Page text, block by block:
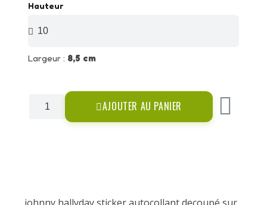
Hauteur
Largeur : 8,5 cm
AJOUTER AU PANIER